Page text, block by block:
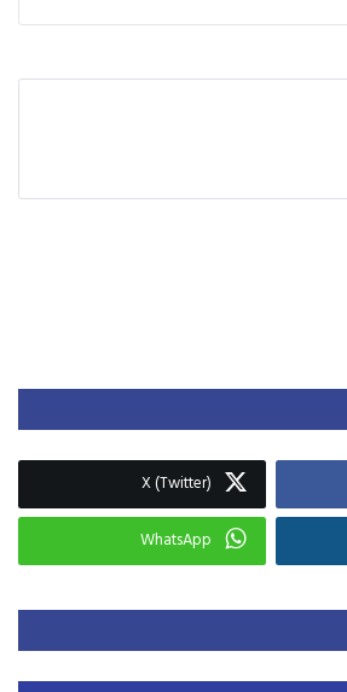
X (Twitter)
WhatsApp